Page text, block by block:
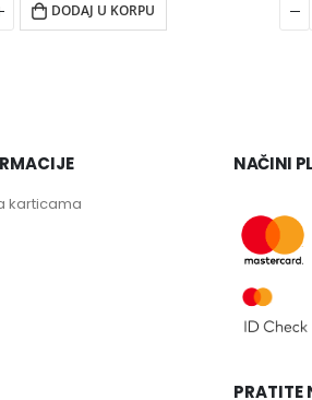
DODAJ U KORPU
karticama
NAČINI
PRATITE